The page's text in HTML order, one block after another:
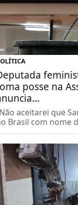
posse na
aceitarei que
Brasil com nome